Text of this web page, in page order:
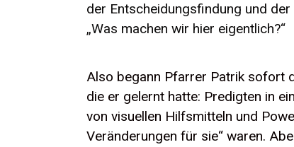
der Entscheidungsfindung und
„Was machen wir hier eigentlich?“
Also begann Pfarrer Patrik sofort
die er gelernt hatte: Predigten in
von visuellen Hilfsmitteln und
Veränderungen für sie“ waren.